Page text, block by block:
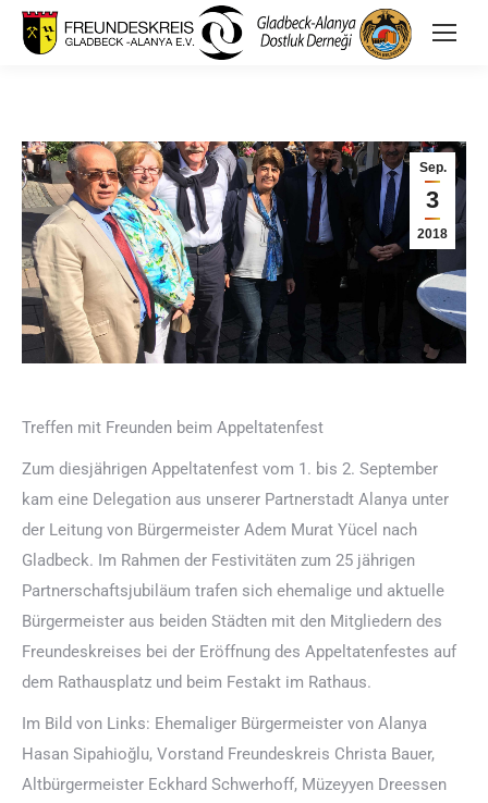
Sep.
3
2018
Treffen mit Freunden beim Appeltatenfest
Zum diesjährigen Appeltatenfest vom 1. bis 2. September
kam eine Delegation aus unserer Partnerstadt Alanya unter
der Leitung von Bürgermeister Adem Murat Yücel nach
Gladbeck. Im Rahmen der Festivitäten zum 25 jährigen
Partnerschaftsjubiläum trafen sich ehemalige und aktuelle
Bürgermeister aus beiden Städten mit den Mitgliedern des
Freundeskreises bei der Eröffnung des Appeltatenfestes auf
dem Rathausplatz und beim Festakt im Rathaus.
Im Bild von Links: Ehemaliger Bürgermeister von Alanya
Hasan Sipahioğlu, Vorstand Freundeskreis Christa Bauer,
Altbürgermeister Eckhard Schwerhoff, Müzeyyen Dreessen